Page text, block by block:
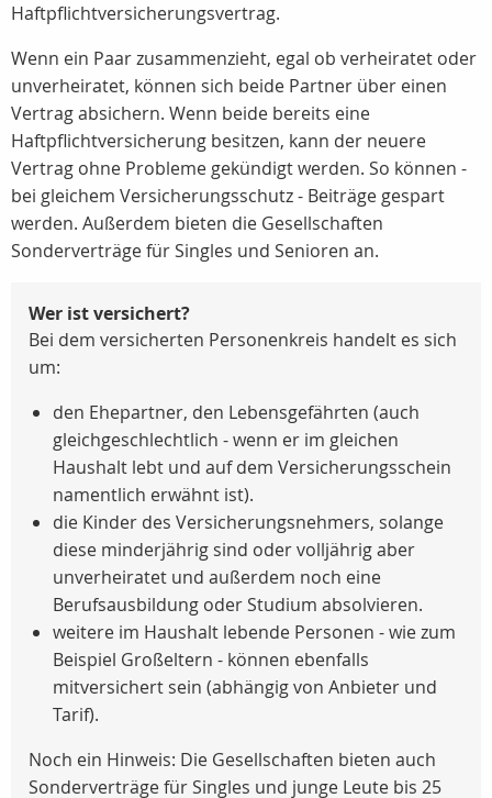
Haftpflichtversicherungsvertrag.
Wenn ein Paar zusammenzieht, egal ob verheiratet oder
unverheiratet, können sich beide Partner über einen
Vertrag absichern. Wenn beide bereits eine
Haftpflichtversicherung besitzen, kann der neuere
Vertrag ohne Probleme gekündigt werden. So können -
bei gleichem Versicherungsschutz - Beiträge gespart
werden. Außerdem bieten die Gesellschaften
Sonderverträge für Singles und Senioren an.
Wer ist versichert?
Bei dem versicherten Personenkreis handelt es sich
um:
den Ehepartner, den Lebensgefährten (auch
gleichgeschlechtlich - wenn er im gleichen
Haushalt lebt und auf dem Versicherungsschein
namentlich erwähnt ist).
die Kinder des Versicherungsnehmers, solange
diese minderjährig sind oder volljährig aber
unverheiratet und außerdem noch eine
Berufsausbildung oder Studium absolvieren.
weitere im Haushalt lebende Personen - wie zum
Beispiel Großeltern - können ebenfalls
mitversichert sein (abhängig von Anbieter und
Tarif).
Noch ein Hinweis: Die Gesellschaften bieten auch
Sonderverträge für Singles und junge Leute bis 25